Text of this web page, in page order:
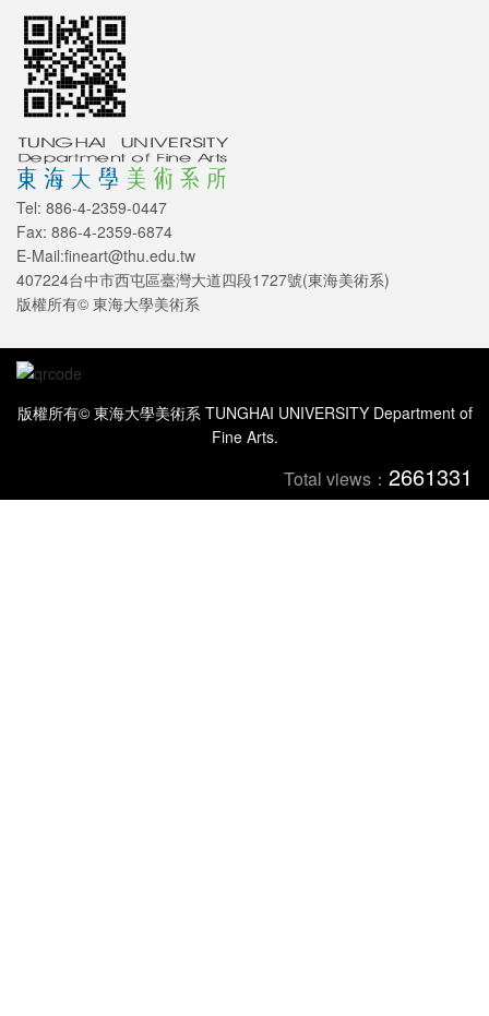
Tel: 886-4-2359-0447
Fax: 886-4-2359-6874
E-Mail:fineart@thu.edu.tw
407224台中市西屯區臺灣大道四段1727號(東海美術系)
版權所有© 東海大學美術系
版權所有© 東海大學美術系 TUNGHAI UNIVERSITY Department of
Fine Arts.
Total views： 2661331